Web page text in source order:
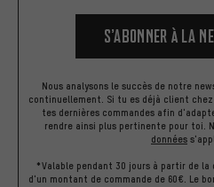
S’abonner à la
Nous analysons le succès de notre
continuellement. Si tu es déjà client
tes dernières commandes afin
rendre ainsi plus pertinente pour toi.
données
*Valable pendant 30 jours à partir de
d'un montant de commande de 60€. Le